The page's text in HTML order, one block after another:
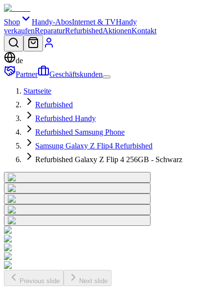
Shop Handy-AbosInternet & TVHandy
verkaufenReparaturRefurbishedAktionenKontakt
de
Partner
Geschäftskunden
Startseite
Refurbished
Refurbished Handy
Refurbished Samsung Phone
Samsung Galaxy Z Flip4 Refurbished
Refurbished Galaxy Z Flip 4 256GB - Schwarz
Previous slide Next slide